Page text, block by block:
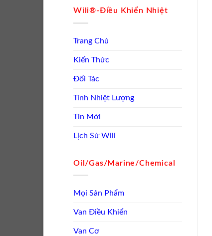
Wili®-Điều Khiển Nhiệt
Trang Chủ
Kiến Thức
Đối Tác
Tính Nhiệt Lượng
Tin Mới
Lịch Sử Wili
Oil/Gas/Marine/Chemical
Mọi Sản Phẩm
Van Điều Khiển
Van Cơ